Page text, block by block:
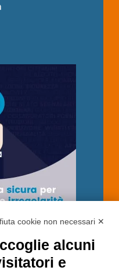
cookie non necessari ✕
alcuni
e